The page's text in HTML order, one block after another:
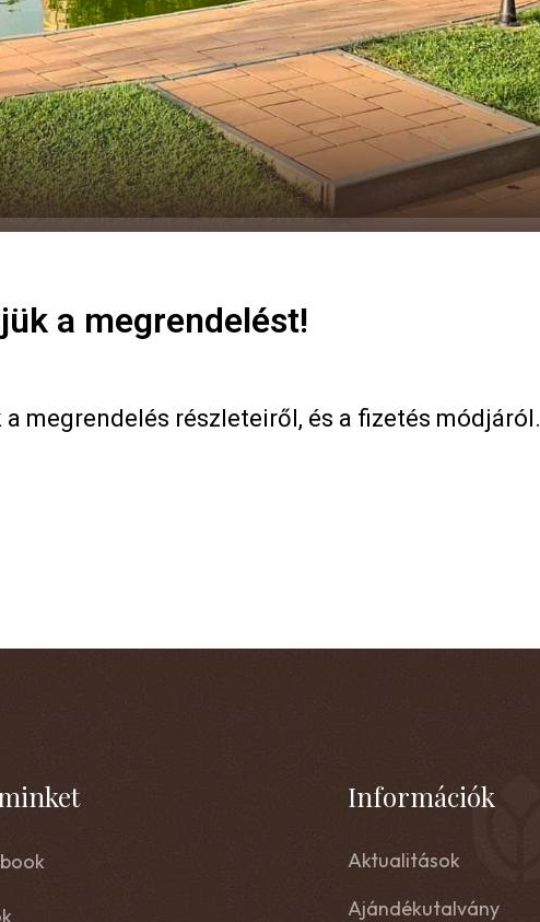
a megrendelést!
megrendelés részleteiről, és a fizetés módjáról.
Információk
Aktualitások
Ajándékutalvány